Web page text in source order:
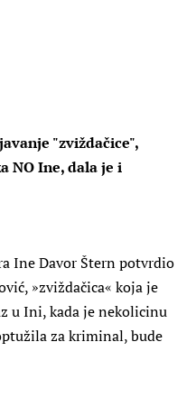
"zviždačice",
NO Ine, dala je i
Ine Davor Štern potvrdio
»zviždačica« koja je
u Ini, kada je nekolicinu
za kriminal, bude